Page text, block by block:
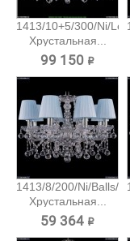
1413/10+5/300/Ni/
Хрустальная...
99 150 ₽
1413/8/200/Ni/Balls/
Хрустальная...
59 364 ₽